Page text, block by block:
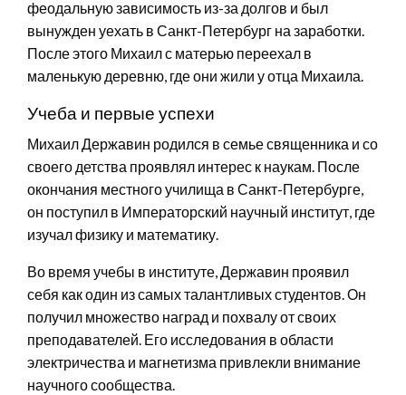
феодальную зависимость из-за долгов и был
вынужден уехать в Санкт-Петербург на заработки.
После этого Михаил с матерью переехал в
маленькую деревню, где они жили у отца Михаила.
Учеба и первые успехи
Михаил Державин родился в семье священника и со
своего детства проявлял интерес к наукам. После
окончания местного училища в Санкт-Петербурге,
он поступил в Императорский научный институт, где
изучал физику и математику.
Во время учебы в институте, Державин проявил
себя как один из самых талантливых студентов. Он
получил множество наград и похвалу от своих
преподавателей. Его исследования в области
электричества и магнетизма привлекли внимание
научного сообщества.